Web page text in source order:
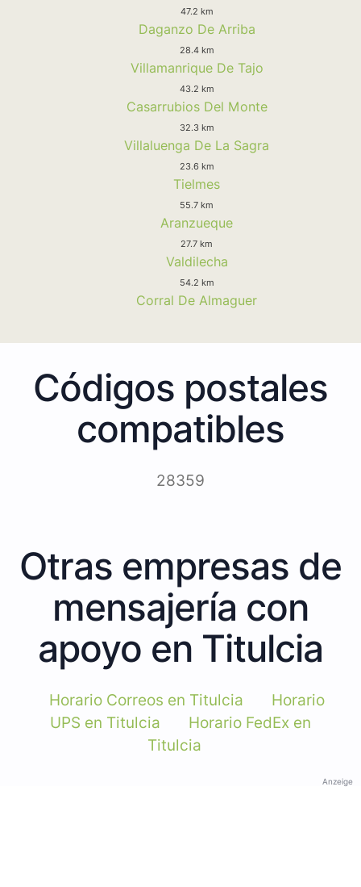
47.2 km
Daganzo De Arriba
28.4 km
Villamanrique De Tajo
43.2 km
Casarrubios Del Monte
32.3 km
Villaluenga De La Sagra
23.6 km
Tielmes
55.7 km
Aranzueque
27.7 km
Valdilecha
54.2 km
Corral De Almaguer
Códigos postales
compatibles
28359
Otras empresas de
mensajería con
apoyo en Titulcia
Horario Correos en Titulcia
Horario
UPS en Titulcia
Horario FedEx en
Titulcia
Anzeige